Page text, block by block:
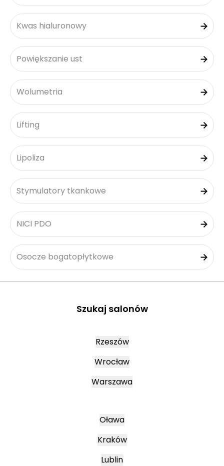
Kwas hialuronowy
Powiększanie ust
Wolumetria
Lifting
Lipoliza
Stymulatory tkankowe
NICI PDO
Osocze bogatopłytkowe
Szukaj salonów
Rzeszów
Wrocław
Warszawa
Oława
Kraków
Lublin